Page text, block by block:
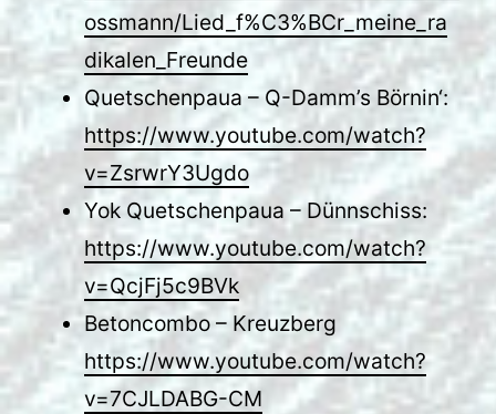
ossmann/Lied_f%C3%BCr_meine_ra
dikalen_Freunde
Quetschenpaua – Q-Damm’s Börnin‘:
https://www.youtube.com/watch?
v=ZsrwrY3Ugdo
Yok Quetschenpaua – Dünnschiss:
https://www.youtube.com/watch?
v=QcjFj5c9BVk
Betoncombo – Kreuzberg
https://www.youtube.com/watch?
v=7CJLDABG-CM